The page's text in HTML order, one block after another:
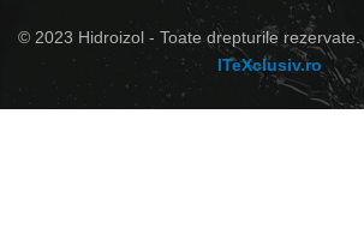
© 2023 Hidroizol - Toate drepturile rezervate.
ITeXclusiv.ro